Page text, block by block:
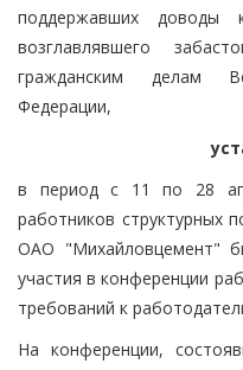
поддержавших доводы
возглавлявшего
гражданским делам
Федерации,
в период с 11 по 28
работников структурных
ОАО "Михайловцемент"
участия в конференции
требований к
На конференции,